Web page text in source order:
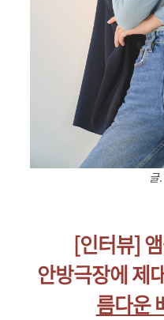
글
[인터뷰]
안방극장에 제
름다운